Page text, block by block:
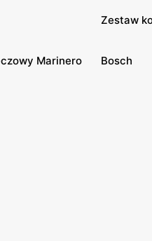
Zestaw
Marinero Bosch